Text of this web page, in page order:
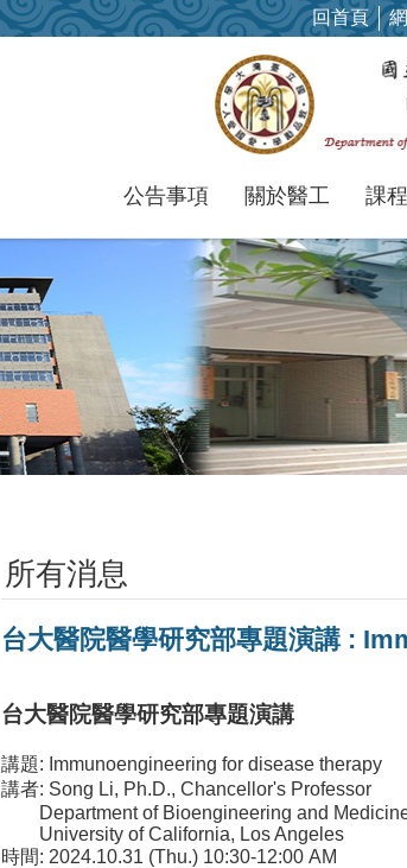
回首頁
公告事項 關於醫工 課
所有消息
台大醫院醫學研究部專題演講 :
台大醫院醫學研究部專題演講
講題: Immunoengineering for disease therapy
講者: Song Li, Ph.D., Chancellor's Professor
Department of Bioengineering and
University of California, Los Angeles
時間: 2024.10.31 (Thu.) 10:30-12:00 AM